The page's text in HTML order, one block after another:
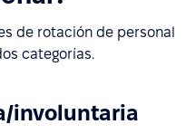
de rotación de personal
categorías.
involuntaria